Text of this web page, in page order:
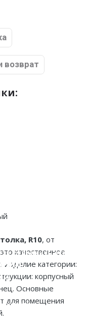
возврат
R10, от
качественное
категории:
корпусный
Основные
для помещения
отправить его
под Ваши